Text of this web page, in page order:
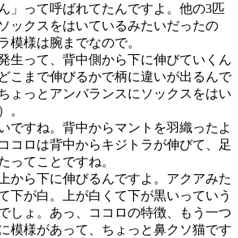
」って呼ばれてたんですよ。他の3匹
ックスをはいているみたいだったの
模様は腕までなので。
生って、背中側から下に伸びていくん
こまで伸びるかで柄に違いが出るんで
ょっとアンバランスにソックスをはい
。
ですね。背中からマントを羽織ったよ
コロは背中からキジトラが伸びて、足
ってことですね。
から下に伸びるんですよ。アクアみた
下が白。上が白くて下が黒いっていう
しょ。あっ、ココロの特徴、もう一つ
模様があって、ちょっと鼻クソ猫です